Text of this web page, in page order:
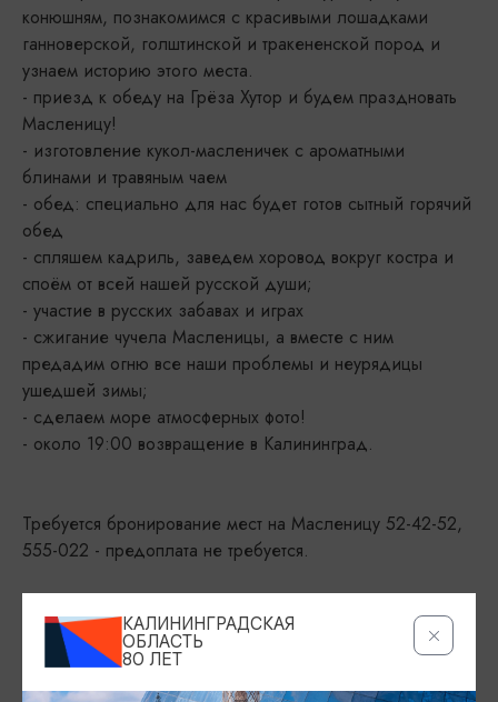
конюшням, познакомимся с красивыми лошадками
ганноверской, голштинской и тракененской пород и
узнаем историю этого места.
- приезд к обеду на Грёза Хутор и будем праздновать
Масленицу!
- изготовление кукол-масленичек с ароматными
блинами и травяным чаем
- обед: специально для нас будет готов сытный горячий
обед
- спляшем кадриль, заведем хоровод вокруг костра и
споём от всей нашей русской души;
- участие в русских забавах и играх
- сжигание чучела Масленицы, а вместе с ним
предадим огню все наши проблемы и неурядицы
ушедшей зимы;
- сделаем море атмосферных фото!
- около 19:00 возвращение в Калининград.
Требуется бронирование мест на Масленицу 52-42-52,
555-022 - предоплата не требуется.
ДАТА
КАЛИНИНГРАДСКАЯ
ОБЛАСТЬ
80 ЛЕТ